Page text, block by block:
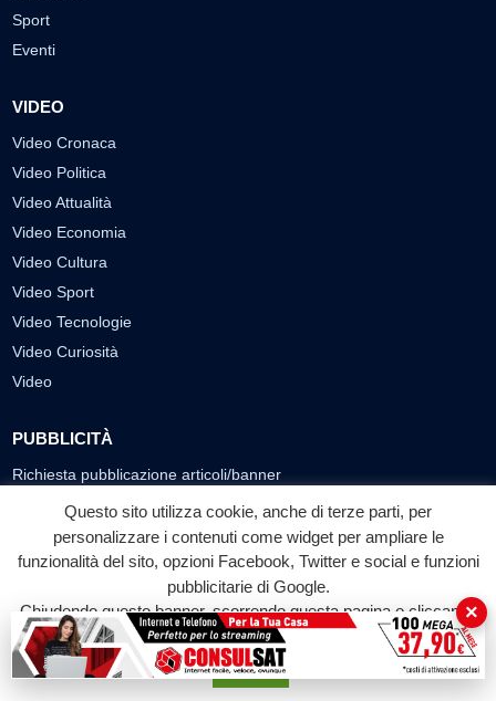
Sport
Eventi
VIDEO
Video Cronaca
Video Politica
Video Attualità
Video Economia
Video Cultura
Video Sport
Video Tecnologie
Video Curiosità
Video
PUBBLICITÀ
Richiesta pubblicazione articoli/banner
SEGUICI SUI SOCIAL
f
Facebook
◎ ▶
YouTube
© 2026 LABTV - Tutti i diritti riservati
Questo sito utilizza cookie, anche di terze parti, per
personalizzare i contenuti come widget per ampliare le
funzionalità del sito, opzioni Facebook, Twitter e social e funzioni
pubblicitarie di Google.
Chiudendo questo banner, scorrendo questa pagina o cliccando
su qualunque suo elemento acconsenti all'uso dei cookie.
Accetta
×